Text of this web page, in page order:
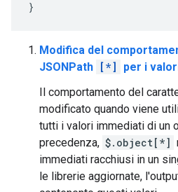
Modifica del
JSONPath [*]
per i
Il comportamento del
modificato quando viene
tutti i valori immediati di un
precedenza, $.object[*]
immediati racchiusi in un
le librerie aggiornate,